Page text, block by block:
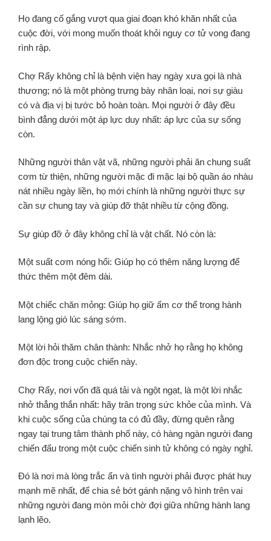
Họ đang cố gắng vượt qua giai đoạn khó khăn nhất của
cuộc đời, với mong muốn thoát khỏi nguy cơ tử vong đang
rình rập.
Chợ Rẩy không chỉ là bệnh viện hay ngày xưa gọi là nhà
thương; nó là một phòng trưng bày nhân loại, nơi sự giàu
có và địa vị bị tước bỏ hoàn toàn. Mọi người ở đây đều
bình đẳng dưới một áp lực duy nhất: áp lực của sự sống
còn.
Những người thân vật vã, những người phải ăn chung suất
cơm từ thiện, những người mặc đi mặc lại bộ quần áo nhàu
nát nhiều ngày liền, họ mới chính là những người thực sự
cần sự chung tay và giúp đỡ thật nhiều từ cộng đồng.
Sự giúp đỡ ở đây không chỉ là vật chất. Nó còn là:
Một suất cơm nóng hổi: Giúp họ có thêm năng lượng để
thức thêm một đêm dài.
Một chiếc chăn mỏng: Giúp họ giữ ấm cơ thể trong hành
lang lộng gió lúc sáng sớm.
Một lời hỏi thăm chân thành: Nhắc nhở họ rằng họ không
đơn độc trong cuộc chiến này.
Chợ Rẩy, nơi vốn đã quá tải và ngột ngạt, là một lời nhắc
nhở thẳng thắn nhất: hãy trân trọng sức khỏe của mình. Và
khi cuộc sống của chúng ta có đủ đầy, đừng quên rằng
ngay tại trung tâm thành phố này, có hàng ngàn người đang
chiến đấu trong một cuộc chiến sinh tử không có ngày nghỉ.
Đó là nơi mà lòng trắc ẩn và tình người phải được phát huy
mạnh mẽ nhất, để chia sẻ bớt gánh nặng vô hình trên vai
những người đang mòn mỏi chờ đợi giữa những hành lang
lạnh lẽo.